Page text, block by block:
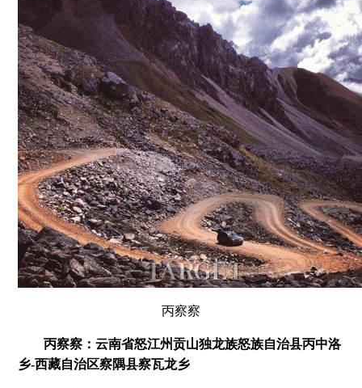
丙察察
丙察察：云南省怒江州贡山独龙族怒族自治县丙中洛
乡-西藏自治区察隅县察瓦龙乡